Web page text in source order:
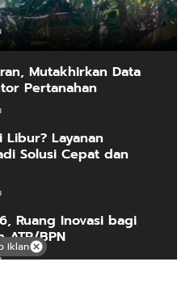
Mutakhirkan Data
Pertanahan
Layanan
Solusi Cepat dan
Ruang Inovasi bagi
ATR/BPN
Iklan